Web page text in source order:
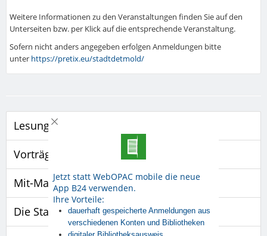
Weitere Informationen zu den Veranstaltungen finden Sie auf den
Unterseiten bzw. per Klick auf die entsprechende Veranstaltung.
Sofern nicht anders angegeben erfolgen Anmeldungen bitte
unter https://pretix.eu/stadtdetmold/
Lesungen
Vorträge und Vorführungen
Mit-Mach-Aktionen
Die Stadtbibliothek spielt
Jetzt statt WebOPAC mobile die neue
App B24 verwenden.
Ihre Vorteile:
dauerhaft gespeicherte Anmeldungen aus
verschiedenen Konten und Bibliotheken